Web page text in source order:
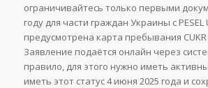
ограничивайтесь только первыми
году для части граждан Украины с PESEL
предусмотрена карта пребывания CUKR
Заявление подаётся онлайн через
правило, для этого нужно иметь
иметь этот статус 4 июня 2025 года и